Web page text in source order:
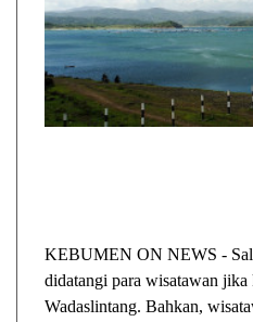
KEBUMEN ON NEWS -
didatangi para wisatawan
Wadaslintang. Bahkan,